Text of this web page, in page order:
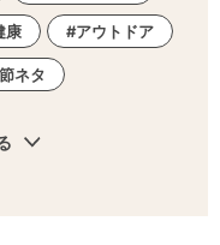
康 アウトドア
ネタ